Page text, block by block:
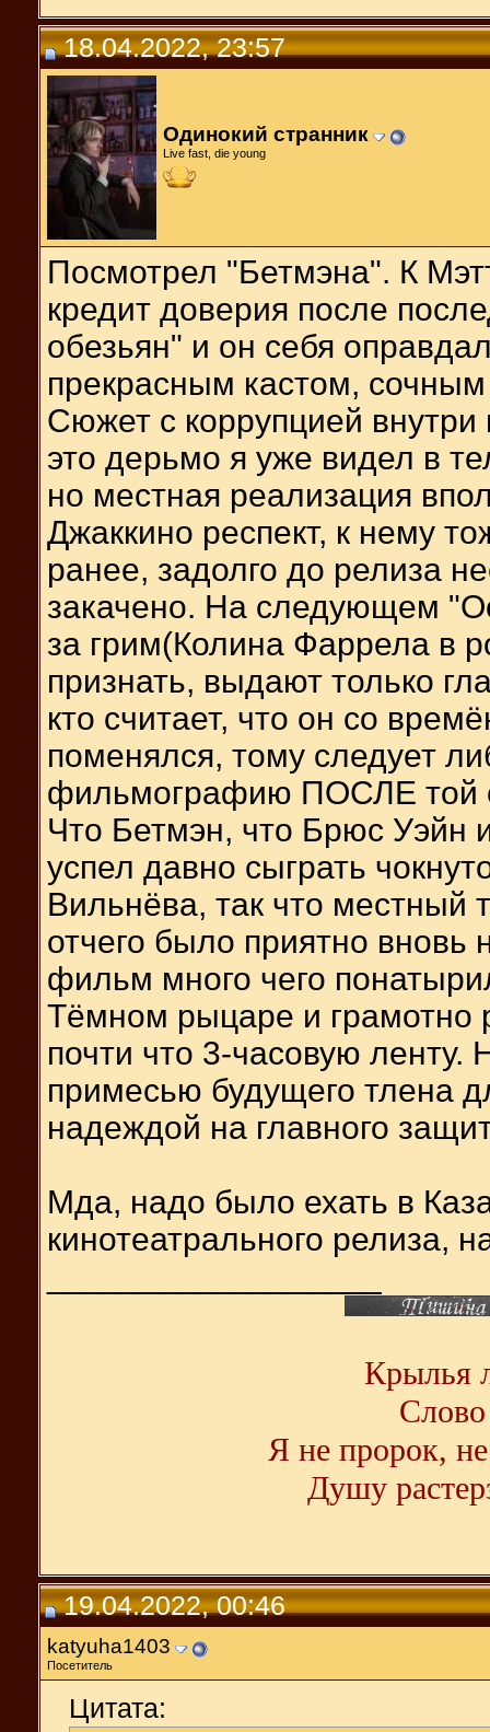
18.04.2022, 23:57
Одинокий странник
Live fast, die young
Посмотрел "Бетмэна". К
кредит доверия после
обезьян" и он себя
прекрасным кастом,
Сюжет с коррупцией
это дерьмо я уже видел в
но местная реализация
Джаккино респект, к нему
ранее, задолго до релиза
закачено. На следующем
за грим(Колина Фаррела в
признать, выдают только
кто считает, что он со
поменялся, тому следует
фильмографию ПОСЛЕ той
Что Бетмэн, что Брюс Уэйн
успел давно сыграть
Вильнёва, так что местный
отчего было приятно
фильм много чего
Тёмном рыцаре и грамотно
почти что 3-часовую
примесью будущего тлена
надеждой на главного
Мда, надо было ехать в
кинотеатрального релиза,
Крылья
Слово
Я не пророк,
Душу
19.04.2022, 00:46
katyuha1403
Посетитель
Цитата: